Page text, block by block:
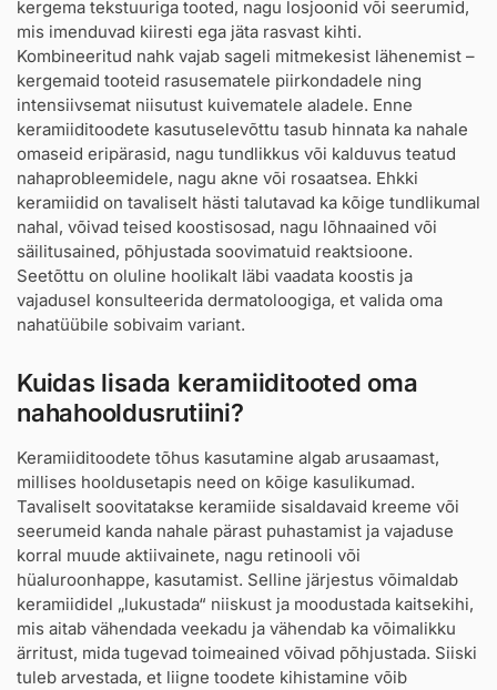
kergema tekstuuriga tooted, nagu losjoonid või seerumid,
mis imenduvad kiiresti ega jäta rasvast kihti.
Kombineeritud nahk vajab sageli mitmekesist lähenemist –
kergemaid tooteid rasusematele piirkondadele ning
intensiivsemat niisutust kuivematele aladele. Enne
keramiiditoodete kasutuselevõttu tasub hinnata ka nahale
omaseid eripärasid, nagu tundlikkus või kalduvus teatud
nahaprobleemidele, nagu akne või rosaatsea. Ehkki
keramiidid on tavaliselt hästi talutavad ka kõige tundlikumal
nahal, võivad teised koostisosad, nagu lõhnaained või
säilitusained, põhjustada soovimatuid reaktsioone.
Seetõttu on oluline hoolikalt läbi vaadata koostis ja
vajadusel konsulteerida dermatoloogiga, et valida oma
nahatüübile sobivaim variant.
Kuidas lisada keramiiditooted oma
nahahooldusrutiini?
Keramiiditoodete tõhus kasutamine algab arusaamast,
millises hooldusetapis need on kõige kasulikumad.
Tavaliselt soovitatakse keramiide sisaldavaid kreeme või
seerumeid kanda nahale pärast puhastamist ja vajaduse
korral muude aktiivainete, nagu retinooli või
hüaluroonhappe, kasutamist. Selline järjestus võimaldab
keramiididel „lukustada“ niiskust ja moodustada kaitsekihi,
mis aitab vähendada veekadu ja vähendab ka võimalikku
ärritust, mida tugevad toimeained võivad põhjustada. Siiski
tuleb arvestada, et liigne toodete kihistamine võib